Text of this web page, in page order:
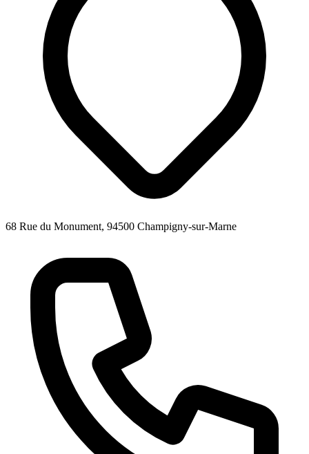
68 Rue du Monument, 94500 Champigny-sur-Marne